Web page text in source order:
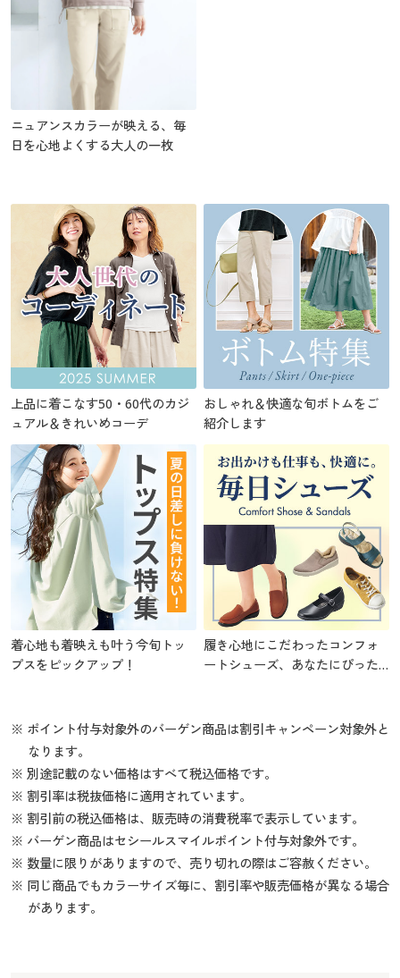
ニュアンスカラーが映える、毎
日を心地よくする大人の一枚
上品に着こなす50・60代のカジ
ュアル＆きれいめコーデ
おしゃれ＆快適な旬ボトムをご
紹介します
着心地も着映えも叶う今旬トッ
プスをピックアップ！
履き心地にこだわったコンフォ
ートシューズ、あなたにぴった
※ ポイント付与対象外のバーゲン商品は割引キャンペーン対象外と
なります。
※ 別途記載のない価格はすべて税込価格です。
※ 割引率は税抜価格に適用されています。
※ 割引前の税込価格は、販売時の消費税率で表示しています。
※ バーゲン商品はセシールスマイルポイント付与対象外です。
※ 数量に限りがありますので、売り切れの際はご容赦ください。
※ 同じ商品でもカラーサイズ毎に、割引率や販売価格が異なる場合
があります。